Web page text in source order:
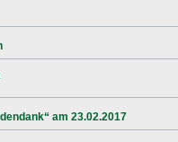
am 23.02.2017